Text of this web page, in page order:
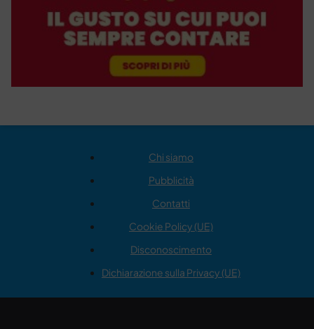
Chi siamo
Pubblicità
Contatti
Cookie Policy (UE)
Disconoscimento
Dichiarazione sulla Privacy (UE)